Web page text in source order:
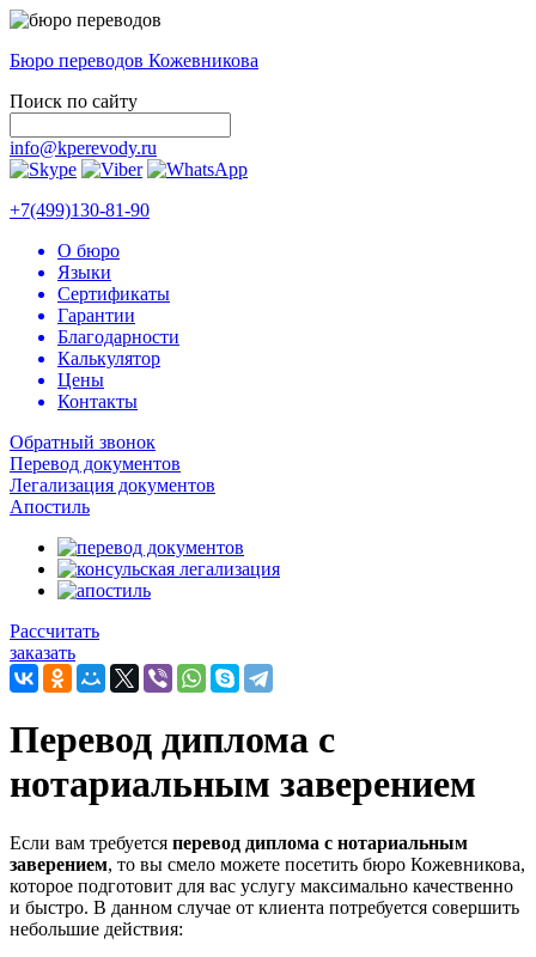
Бюро переводов Кожевникова
Поиск по сайту
info@kperevody.ru
+7(499)130-81-90
О бюро
Языки
Сертификаты
Гарантии
Благодарности
Калькулятор
Цены
Контакты
Обратный звонок
Перевод документов
Легализация документов
Апостиль
Рассчитать
заказать
Перевод диплома с
нотариальным заверением
Если вам требуется перевод диплома с нотариальным
заверением, то вы смело можете посетить бюро Кожевникова,
которое подготовит для вас услугу максимально качественно
и быстро. В данном случае от клиента потребуется совершить
небольшие действия: